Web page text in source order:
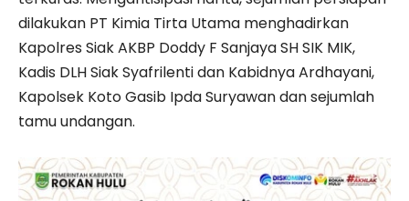
dilakukan PT Kimia Tirta Utama menghadirkan
Kapolres Siak AKBP Doddy F Sanjaya SH SIK MIK,
Kadis DLH Siak Syafrilenti dan Kabidnya Ardhayani,
Kapolsek Koto Gasib Ipda Suryawan dan sejumlah
tamu undangan.